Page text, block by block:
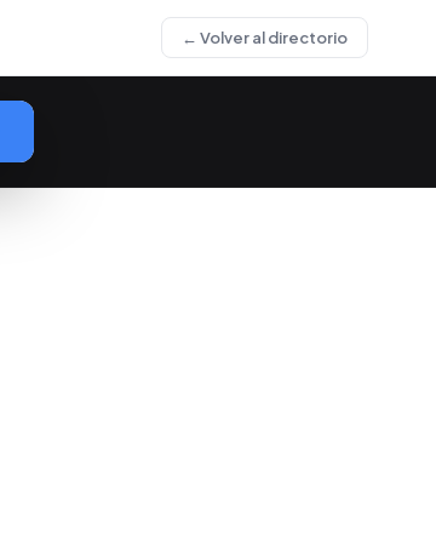
← Volver al directorio